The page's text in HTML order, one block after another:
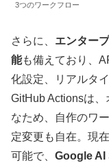
3つのワークフロー
さらに、 エンター
能も備えており、
化設定、リアルタ
GitHub Actionsは
なため、自作のワ
定変更も自在。現
可能で、 Google AI